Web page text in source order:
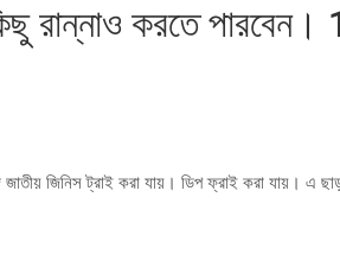
রান্নাও করতে পারবেন।
জিনিস ট্রাই করা যায়। ডিপ ফ্রাই করা যায়। এ